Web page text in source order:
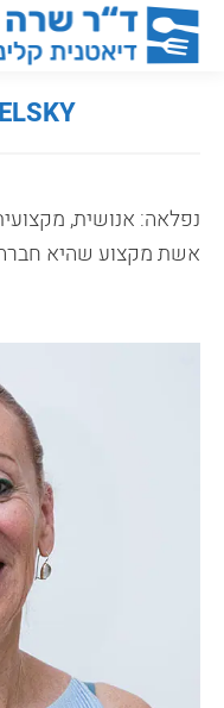
נפלאה: אנושית,
אשת מקצוע שהיא